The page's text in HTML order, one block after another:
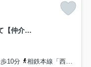
横浜市保土ヶ谷区東久保町 新築戸建て【仲介手数料無料】
10分
相鉄本線「西横浜」駅 徒歩13分